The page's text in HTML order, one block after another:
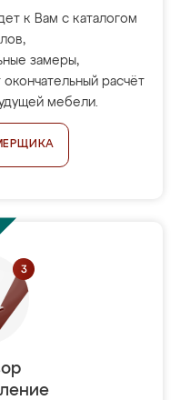
к Вам с каталогом
замеры,
расчёт
мебели.